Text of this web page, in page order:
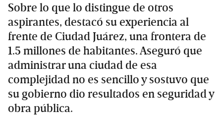
Sobre lo que lo distingue de otros
aspirantes, destacó su experiencia al
frente de Ciudad Juárez, una frontera de
1.5 millones de habitantes. Aseguró que
administrar una ciudad de esa
complejidad no es sencillo y sostuvo que
su gobierno dio resultados en seguridad y
obra pública.